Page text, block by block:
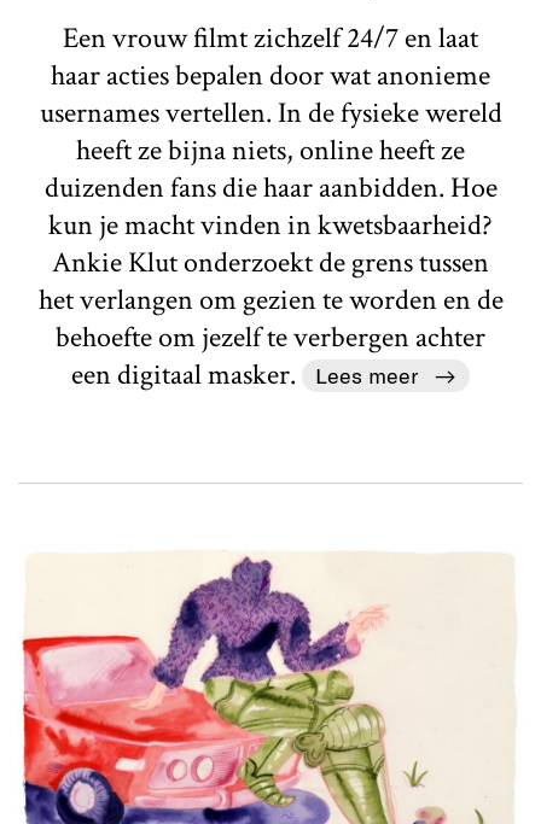
Een vrouw filmt zichzelf 24/7 en laat
haar acties bepalen door wat anonieme
usernames vertellen. In de fysieke wereld
heeft ze bijna niets, online heeft ze
duizenden fans die haar aanbidden. Hoe
kun je macht vinden in kwetsbaarheid?
Ankie Klut onderzoekt de grens tussen
het verlangen om gezien te worden en de
behoefte om jezelf te verbergen achter
een digitaal masker.
Lees meer